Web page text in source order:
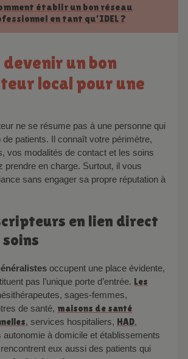
établir un bon réseau
en tant qu’IDEL ?
local pour une
patients. Il connaît votre périmètre,
vos modalités de contact et les soins
prendre en charge. Surtout, il vous
sans engager sa propre réputation à
occupent une place évidente,
pas l’unique porte d’entrée. Les
sages-femmes,
de santé, maisons de santé
, services hospitaliers, HAD,
autonomie à domicile et établissements
eux aussi des patients qui